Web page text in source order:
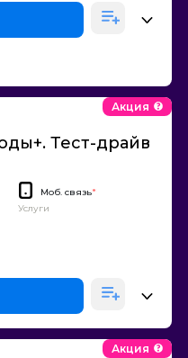
Тест-драйв
Акция
Моб. связь*
Услуги
Акция